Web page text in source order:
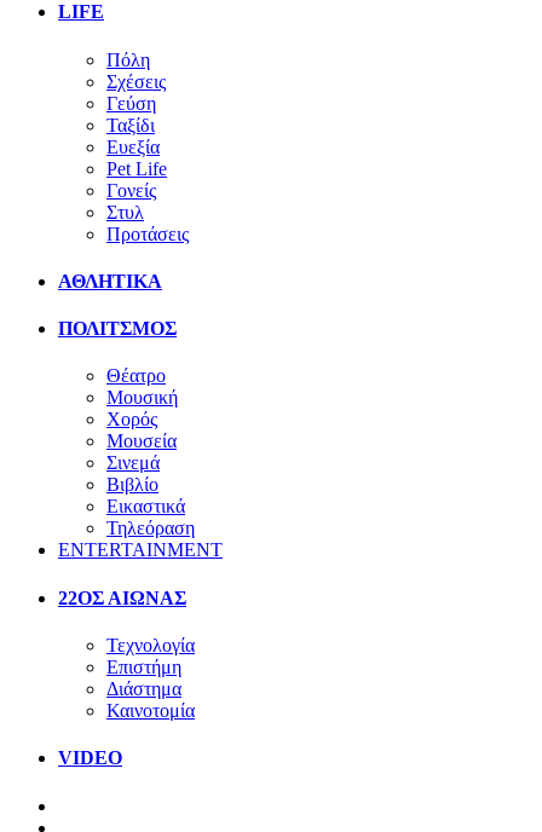
LIFE
Πόλη
Σχέσεις
Γεύση
Ταξίδι
Ευεξία
Pet Life
Γονείς
Στυλ
Προτάσεις
ΑΘΛΗΤΙΚΑ
ΠΟΛΙΤΣΜΟΣ
Θέατρο
Μουσική
Χορός
Μουσεία
Σινεμά
Βιβλίο
Εικαστικά
Τηλεόραση
ENTERTAINMENT
22ΟΣ ΑΙΩΝΑΣ
Τεχνολογία
Επιστήμη
Διάστημα
Καινοτομία
VIDEO